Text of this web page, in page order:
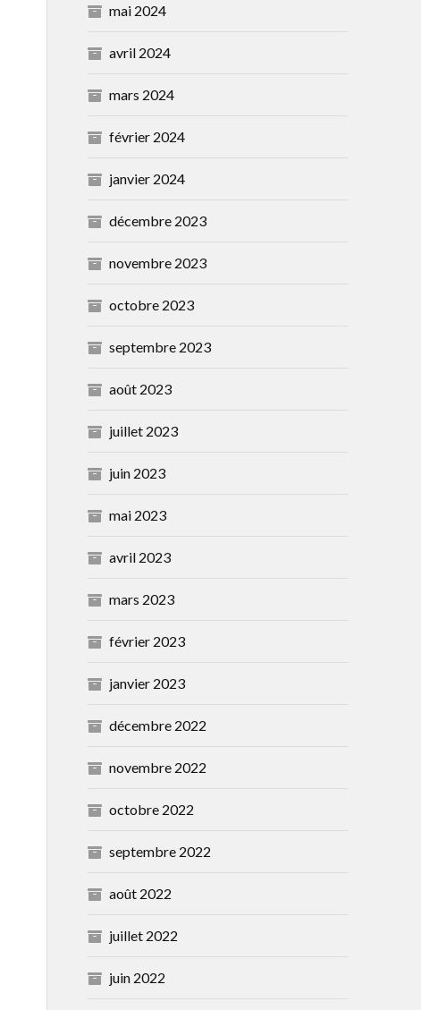
mai 2024
avril 2024
mars 2024
février 2024
janvier 2024
décembre 2023
novembre 2023
octobre 2023
septembre 2023
août 2023
juillet 2023
juin 2023
mai 2023
avril 2023
mars 2023
février 2023
janvier 2023
décembre 2022
novembre 2022
octobre 2022
septembre 2022
août 2022
juillet 2022
juin 2022